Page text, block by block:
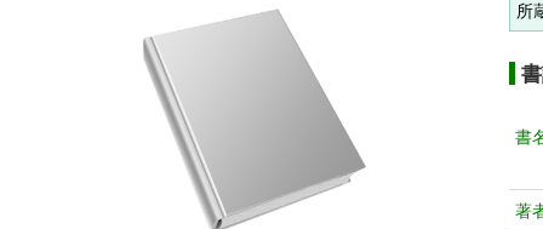
所
書
著